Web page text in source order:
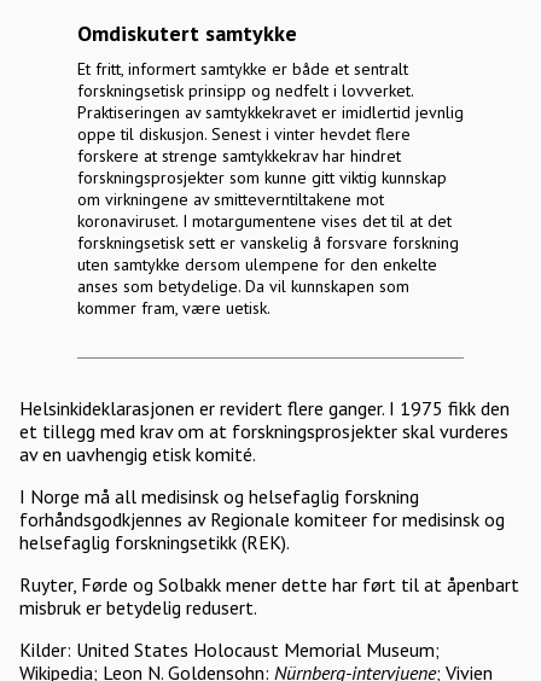
Omdiskutert samtykke
Et fritt, informert samtykke er både et sentralt
forskningsetisk prinsipp og nedfelt i lovverket.
Praktiseringen av samtykkekravet er imidlertid jevnlig
oppe til diskusjon. Senest i vinter hevdet flere
forskere at strenge samtykkekrav har hindret
forskningsprosjekter som kunne gitt viktig kunnskap
om virkningene av smitteverntiltakene mot
koronaviruset. I motargumentene vises det til at det
forskningsetisk sett er vanskelig å forsvare forskning
uten samtykke dersom ulempene for den enkelte
anses som betydelige. Da vil kunnskapen som
kommer fram, være uetisk.
Helsinkideklarasjonen er revidert flere ganger. I 1975 fikk den
et tillegg med krav om at forskningsprosjekter skal vurderes
av en uavhengig etisk komité.
I Norge må all medisinsk og helsefaglig forskning
forhåndsgodkjennes av Regionale komiteer for medisinsk og
helsefaglig forskningsetikk (REK).
Ruyter, Førde og Solbakk mener dette har ført til at åpenbart
misbruk er betydelig redusert.
Kilder: United States Holocaust Memorial Museum;
Wikipedia; Leon N. Goldensohn: Nürnberg-intervjuene; Vivien